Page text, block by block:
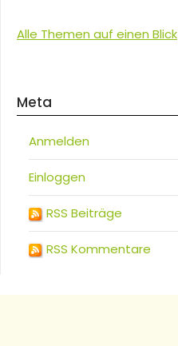
Alle Themen auf einen Blick
Meta
Anmelden
Einloggen
RSS Beiträge
RSS Kommentare